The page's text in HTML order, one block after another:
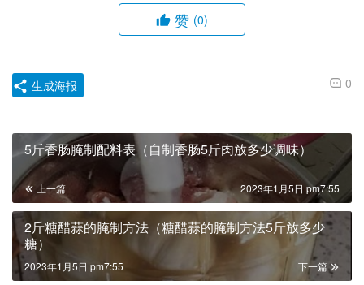
赞 (0)
0
生成海报
5斤香肠腌制配料表（自制香肠5斤肉放多少调味）
上一篇 2023年1月5日 pm7:55
2斤糖醋蒜的腌制方法（糖醋蒜的腌制方法5斤放多少
糖）
下一篇
2023年1月5日 pm7:55